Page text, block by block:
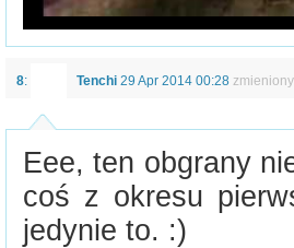
8: Tenchi 29 Apr 2014 00:28 zmieniony
Eee, ten obgrany
coś z okresu
jedynie to. :)